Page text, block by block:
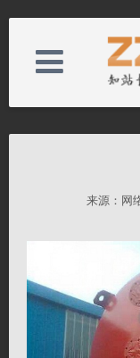
About us
News
Case
来源：网